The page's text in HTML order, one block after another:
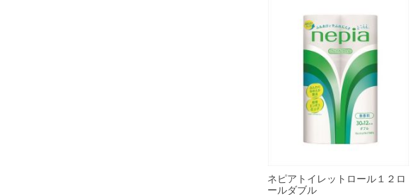
ネピアトイレットロール１２ロ
ールダブル